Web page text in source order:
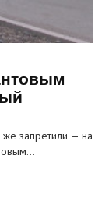
запретили — на